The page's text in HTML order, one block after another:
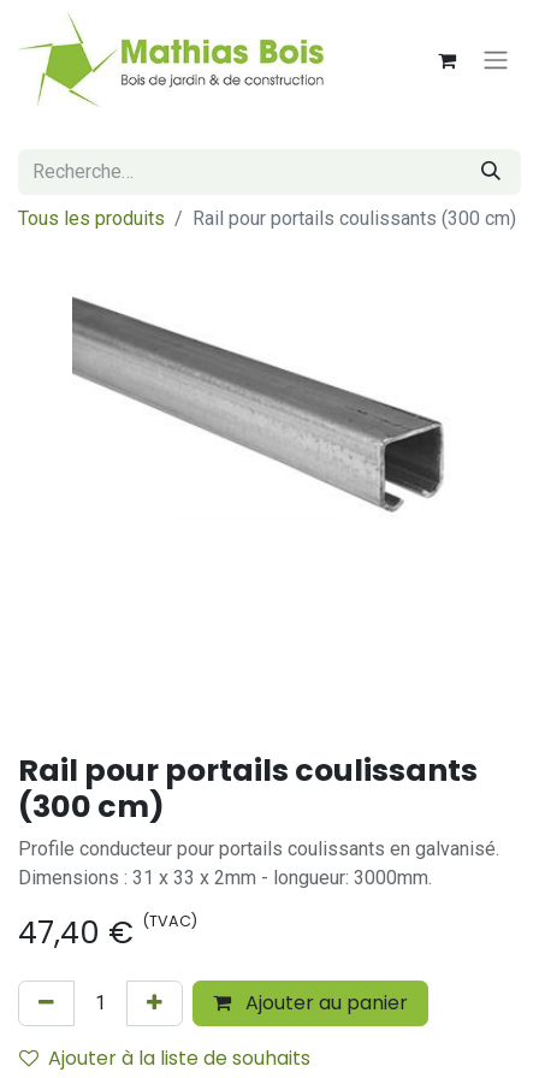
Tous les produits Rail pour portails coulissants (300 cm)
Rail pour portails coulissants
(300 cm)
Profile conducteur pour portails coulissants en galvanisé.
Dimensions : 31 x 33 x 2mm - longueur: 3000mm.
47,40 € (TVAC)
Ajouter au panier
Ajouter à la liste de souhaits